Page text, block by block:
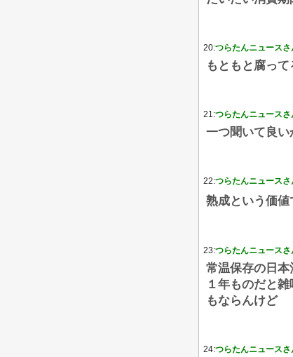
20:つらたんニュースさ
もともと腐って
21:つらたんニュースさ
一つ聞いて良い
22:つらたんニュースさ
熟成という価
23:つらたんニュースさ
常温保存の日
１年ものだと
もならんけど
24:つらたんニュースさ